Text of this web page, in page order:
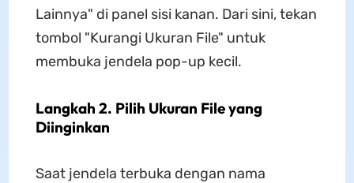
Lainnya" di panel sisi kanan. Dari sini, tekan
tombol "Kurangi Ukuran File" untuk
membuka jendela pop-up kecil.
Langkah 2. Pilih Ukuran File yang
Diinginkan
Saat jendela terbuka dengan nama